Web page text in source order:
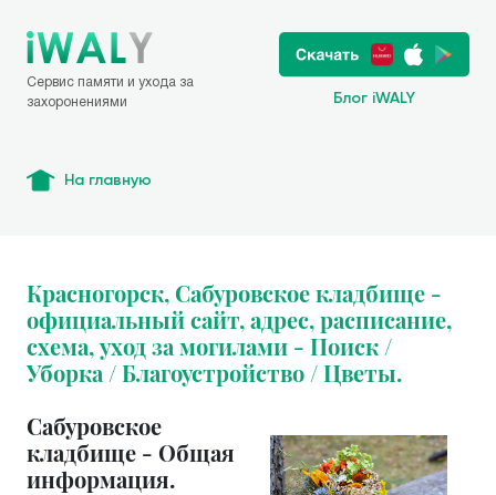
Сервис памяти и ухода за
захоронениями
Блог iWALY
На главную
Красногорск, Сабуровское кладбище -
официальный сайт, адрес, расписание,
схема, уход за могилами - Поиск /
Уборка / Благоустройство / Цветы.
Сабуровское
кладбище - Общая
информация.